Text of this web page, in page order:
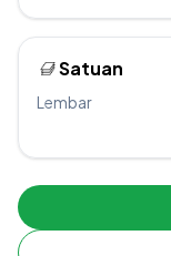
Satuan
Lembar